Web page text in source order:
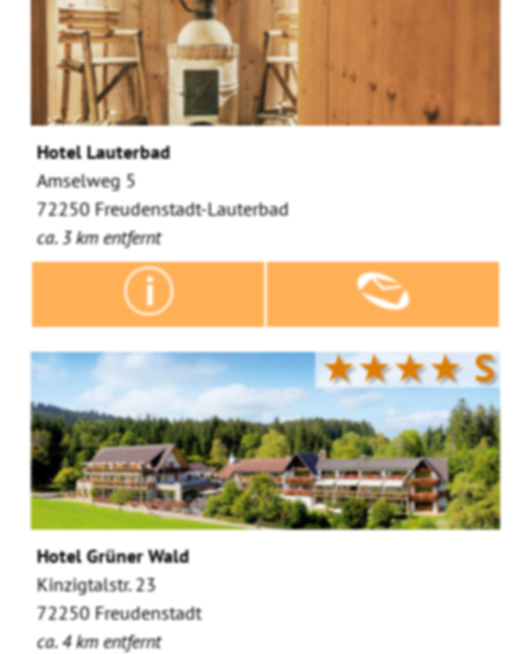
Hotel Lauterbad
Amselweg 5
72250 Freudenstadt-Lauterbad
ca. 3 km entfernt
★★★★S
Hotel Grüner Wald
Kinzigtalstr. 23
72250 Freudenstadt
ca. 4 km entfernt